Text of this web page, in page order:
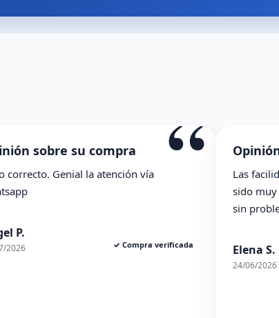
“
Opinión sobre su compra
Las facilidades de la tienda se agradecen. Han
sido muy ambles y el pedido de ha llegado
sin problema. En general, muy contenta.
✓ Compra verificada